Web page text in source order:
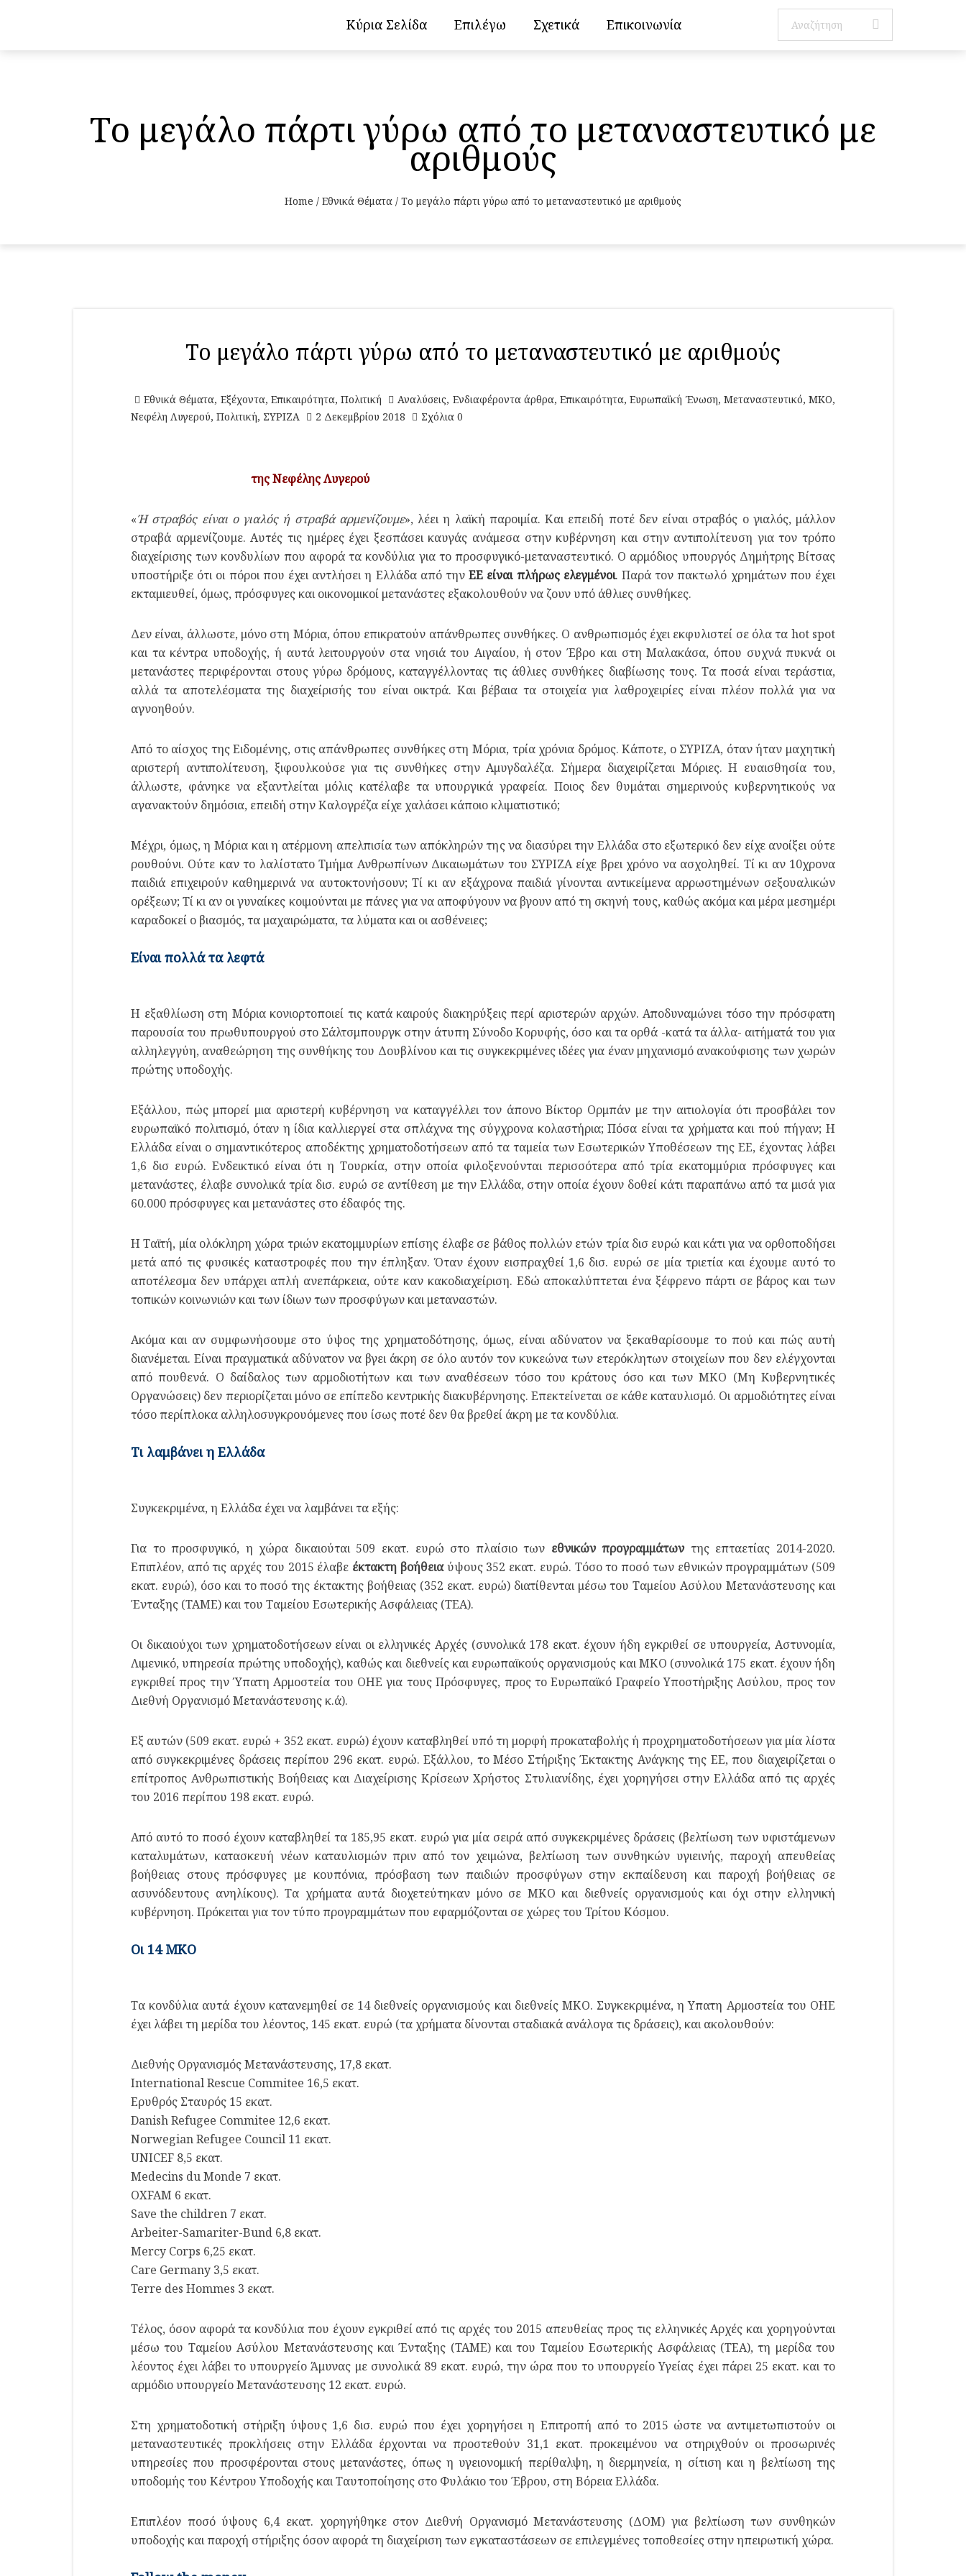
Κύρια Σελίδα Επιλέγω Σχετικά Επικοινωνία
Το μεγάλο πάρτι γύρω από το μεταναστευτικό με
αριθμούς
Home / Εθνικά Θέματα / Το μεγάλο πάρτι γύρω από το μεταναστευτικό με αριθμούς
Το μεγάλο πάρτι γύρω από το μεταναστευτικό με αριθμούς
Εθνικά Θέματα, Εξέχοντα, Επικαιρότητα, Πολιτική Αναλύσεις, Ενδιαφέροντα άρθρα, Επικαιρότητα,Ευρωπαϊκή Ένωση, Μεταναστευτικό, ΜΚΟ,
Νεφέλη Λυγερού, Πολιτική, ΣΥΡΙΖΑ 2 Δεκεμβρίου 2018 Σχόλια 0
της Νεφέλης Λυγερού
«Ή στραβός είναι ο γιαλός ή στραβά αρμενίζουμε», λέει η λαϊκή παροιμία. Και επειδή ποτέ δεν είναι στραβός ο γιαλός, μάλλον
στραβά αρμενίζουμε. Αυτές τις ημέρες έχει ξεσπάσει καυγάς ανάμεσα στην κυβέρνηση και στην αντιπολίτευση για τον τρόπο
διαχείρισης των κονδυλίων που αφορά τα κονδύλια για το προσφυγικό-μεταναστευτικό. Ο αρμόδιος υπουργός Δημήτρης Βίτσας
υποστήριξε ότι οι πόροι που έχει αντλήσει η Ελλάδα από τηνΕE είναι πλήρως ελεγμένοι. Παρά τον πακτωλό χρημάτων που έχει
εκταμιευθεί, όμως, πρόσφυγες και οικονομικοί μετανάστες εξακολουθούν να ζουν υπό άθλιες συνθήκες.
Δεν είναι, άλλωστε, μόνο στη Μόρια, όπου επικρατούν απάνθρωπες συνθήκες. Ο ανθρωπισμός έχει εκφυλιστεί σε όλα τα hot spot
και τα κέντρα υποδοχής, ή αυτά λειτουργούν στα νησιά του Αιγαίου, ή στον Έβρο και στη Μαλακάσα, όπου συχνά πυκνά οι
μετανάστες περιφέρονται στους γύρω δρόμους, καταγγέλλοντας τις άθλιες συνθήκες διαβίωσης τους. Τα ποσά είναι τεράστια,
αλλά τα αποτελέσματα της διαχείρισής του είναι οικτρά. Και βέβαια τα στοιχεία για λαθροχειρίες είναι πλέον πολλά για να
αγνοηθούν.
Από το αίσχος της Ειδομένης, στις απάνθρωπες συνθήκες στη Μόρια, τρία χρόνια δρόμος. Κάποτε, ο ΣΥΡIΖΑ, όταν ήταν μαχητική
αριστερή αντιπολίτευση, ξιφουλκούσε για τις συνθήκες στην Αμυγδαλέζα. Σήμερα διαχειρίζεται Μόριες. Η ευαισθησία του,
άλλωστε, φάνηκε να εξαντλείται μόλις κατέλαβε τα υπουργικά γραφεία. Ποιος δεν θυμάται σημερινούς κυβερνητικούς να
αγανακτούν δημόσια, επειδή στην Καλογρέζα είχε χαλάσει κάποιο κλιματιστικό;
Μέχρι, όμως, η Μόρια και η ατέρμονη απελπισία των απόκληρών της να διασύρει την Ελλάδα στο εξωτερικό δεν είχε ανοίξει ούτε
ρουθούνι. Ούτε καν το λαλίστατο Τμήμα Ανθρωπίνων Δικαιωμάτων του ΣΥΡΙΖΑ είχε βρει χρόνο να ασχοληθεί. Τί κι αν 10χρονα
παιδιά επιχειρούν καθημερινά να αυτοκτονήσουν; Τί κι αν εξάχρονα παιδιά γίνονται αντικείμενα αρρωστημένων σεξουαλικών
ορέξεων; Τί κι αν οι γυναίκες κοιμούνται με πάνες για να αποφύγουν να βγουν από τη σκηνή τους, καθώς ακόμα και μέρα μεσημέρι
καραδοκεί ο βιασμός, τα μαχαιρώματα, τα λύματα και οι ασθένειες;
Είναι πολλά τα λεφτά
Η εξαθλίωση στη Μόρια κονιορτοποιεί τις κατά καιρούς διακηρύξεις περί αριστερών αρχών. Αποδυναμώνει τόσο την πρόσφατη
παρουσία του πρωθυπουργού στο Σάλτσμπουργκ στην άτυπη Σύνοδο Κορυφής, όσο και τα ορθά -κατά τα άλλα- αιτήματά του για
αλληλεγγύη, αναθεώρηση της συνθήκης του Δουβλίνου και τις συγκεκριμένες ιδέες για έναν μηχανισμό ανακούφισης των χωρών
πρώτης υποδοχής.
Εξάλλου, πώς μπορεί μια αριστερή κυβέρνηση να καταγγέλλει τον άπονο Βίκτορ Ορμπάν με την αιτιολογία ότι προσβάλει τον
ευρωπαϊκό πολιτισμό, όταν η ίδια καλλιεργεί στα σπλάχνα της σύγχρονα κολαστήρια; Πόσα είναι τα χρήματα και πού πήγαν; Η
Ελλάδα είναι ο σημαντικότερος αποδέκτης χρηματοδοτήσεων από τα ταμεία των Εσωτερικών Υποθέσεων της ΕΕ, έχοντας λάβει
1,6 δισ ευρώ. Ενδεικτικό είναι ότι η Τουρκία, στην οποία φιλοξενούνται περισσότερα από τρία εκατομμύρια πρόσφυγες και
μετανάστες, έλαβε συνολικά τρία δισ. ευρώ σε αντίθεση με την Ελλάδα, στην οποία έχουν δοθεί κάτι παραπάνω από τα μισά για
60.000 πρόσφυγες και μετανάστες στο έδαφός της.
Η Ταϊτή, μία ολόκληρη χώρα τριών εκατομμυρίων επίσης έλαβε σε βάθος πολλών ετών τρία δισ ευρώ και κάτι για να ορθοποδήσει
μετά από τις φυσικές καταστροφές που την έπληξαν. Όταν έχουν εισπραχθεί 1,6 δισ. ευρώ σε μία τριετία και έχουμε αυτό το
αποτέλεσμα δεν υπάρχει απλή ανεπάρκεια, ούτε καν κακοδιαχείριση. Εδώ αποκαλύπτεται ένα ξέφρενο πάρτι σε βάρος και των
τοπικών κοινωνιών και των ίδιων των προσφύγων και μεταναστών.
Ακόμα και αν συμφωνήσουμε στο ύψος της χρηματοδότησης, όμως, είναι αδύνατον να ξεκαθαρίσουμε το πού και πώς αυτή
διανέμεται. Είναι πραγματικά αδύνατον να βγει άκρη σε όλο αυτόν τον κυκεώνα των ετερόκλητων στοιχείων που δεν ελέγχονται
από πουθενά. Ο δαίδαλος των αρμοδιοτήτων και των αναθέσεων τόσο του κράτους όσο και των ΜΚΟ (Μη Κυβερνητικές
Οργανώσεις) δεν περιορίζεται μόνο σε επίπεδο κεντρικής διακυβέρνησης. Επεκτείνεται σε κάθε καταυλισμό. Οι αρμοδιότητες είναι
τόσο περίπλοκα αλληλοσυγκρουόμενες που ίσως ποτέ δεν θα βρεθεί άκρη με τα κονδύλια.
Τι λαμβάνει η Ελλάδα
Συγκεκριμένα, η Ελλάδα έχει να λαμβάνει τα εξής:
Για το προσφυγικό, η χώρα δικαιούται 509 εκατ. ευρώ στο πλαίσιο των εθνικών προγραμμάτωντης επταετίας 2014-2020.
Επιπλέον, από τις αρχές του 2015 έλαβε έκτακτη βοήθειαύψους 352 εκατ. ευρώ. Τόσο το ποσό των εθνικών προγραμμάτων (509
εκατ. ευρώ), όσο και το ποσό της έκτακτης βοήθειας (352 εκατ. ευρώ) διατίθενται μέσω του Ταμείου Ασύλου Μετανάστευσης και
Ένταξης (ΤΑΜΕ) και του Ταμείου Εσωτερικής Ασφάλειας (ΤΕΑ).
Οι δικαιούχοι των χρηματοδοτήσεων είναι οι ελληνικές Αρχές (συνολικά 178 εκατ. έχουν ήδη εγκριθεί σε υπουργεία, Αστυνομία,
Λιμενικό, υπηρεσία πρώτης υποδοχής), καθώς και διεθνείς και ευρωπαϊκούς οργανισμούς και ΜΚΟ (συνολικά 175 εκατ. έχουν ήδη
εγκριθεί προς την Ύπατη Αρμοστεία του ΟΗΕ για τους Πρόσφυγες, προς το Ευρωπαϊκό Γραφείο Υποστήριξης Ασύλου, προς τον
Διεθνή Οργανισμό Μετανάστευσης κ.ά).
Εξ αυτών (509 εκατ. ευρώ + 352 εκατ. ευρώ) έχουν καταβληθεί υπό τη μορφή προκαταβολής ή προχρηματοδοτήσεων για μία λίστα
από συγκεκριμένες δράσεις περίπου 296 εκατ. ευρώ. Εξάλλου, το Μέσο Στήριξης Έκτακτης Ανάγκης της ΕΕ, που διαχειρίζεται ο
επίτροπος Ανθρωπιστικής Βοήθειας και Διαχείρισης Κρίσεων Χρήστος Στυλιανίδης, έχει χορηγήσει στην Ελλάδα από τις αρχές
του 2016 περίπου 198 εκατ. ευρώ.
Από αυτό το ποσό έχουν καταβληθεί τα 185,95 εκατ. ευρώ για μία σειρά από συγκεκριμένες δράσεις (βελτίωση των υφιστάμενων
καταλυμάτων, κατασκευή νέων καταυλισμών πριν από τον χειμώνα, βελτίωση των συνθηκών υγιεινής, παροχή απευθείας
βοήθειας στους πρόσφυγες με κουπόνια, πρόσβαση των παιδιών προσφύγων στην εκπαίδευση και παροχή βοήθειας σε
ασυνόδευτους ανηλίκους). Τα χρήματα αυτά διοχετεύτηκαν μόνο σε ΜΚΟ και διεθνείς οργανισμούς και όχι στην ελληνική
κυβέρνηση. Πρόκειται για τον τύπο προγραμμάτων που εφαρμόζονται σε χώρες του Τρίτου Κόσμου.
Οι 14 ΜΚΟ
Τα κονδύλια αυτά έχουν κατανεμηθεί σε 14 διεθνείς οργανισμούς και διεθνείς ΜΚΟ. Συγκεκριμένα, η Υπατη Αρμοστεία του ΟΗΕ
έχει λάβει τη μερίδα του λέοντος, 145 εκατ. ευρώ (τα χρήματα δίνονται σταδιακά ανάλογα τις δράσεις), και ακολουθούν:
Διεθνής Οργανισμός Μετανάστευσης, 17,8 εκατ.
International Rescue Commitee 16,5 εκατ.
Ερυθρός Σταυρός 15 εκατ.
Danish Refugee Commitee 12,6 εκατ.
Norwegian Refugee Council 11 εκατ.
UNICEF 8,5 εκατ.
Medecins du Monde 7 εκατ.
OXFAM 6 εκατ.
Save the children 7 εκατ.
Arbeiter-Samariter-Bund 6,8 εκατ.
Mercy Corps 6,25 εκατ.
Care Germany 3,5 εκατ.
Terre des Hommes 3 εκατ.
Τέλος, όσον αφορά τα κονδύλια που έχουν εγκριθεί από τις αρχές του 2015 απευθείας προς τις ελληνικές Αρχές και χορηγούνται
μέσω του Ταμείου Ασύλου Μετανάστευσης και Ένταξης (ΤΑΜΕ) και του Ταμείου Εσωτερικής Ασφάλειας (ΤΕΑ), τη μερίδα του
λέοντος έχει λάβει το υπουργείο Άμυνας με συνολικά 89 εκατ. ευρώ, την ώρα που το υπουργείο Υγείας έχει πάρει 25 εκατ. και το
αρμόδιο υπουργείο Μετανάστευσης 12 εκατ. ευρώ.
Στη χρηματοδοτική στήριξη ύψους 1,6 δισ. ευρώ που έχει χορηγήσει η Επιτροπή από το 2015 ώστε να αντιμετωπιστούν οι
μεταναστευτικές προκλήσεις στην Ελλάδα έρχονται να προστεθούν 31,1 εκατ. προκειμένου να στηριχθούν οι προσωρινές
υπηρεσίες που προσφέρονται στους μετανάστες, όπως η υγειονομική περίθαλψη, η διερμηνεία, η σίτιση και η βελτίωση της
υποδομής του Κέντρου Υποδοχής και Ταυτοποίησης στο Φυλάκιο του Έβρου, στη Βόρεια Ελλάδα.
Επιπλέον ποσό ύψους 6,4 εκατ. χορηγήθηκε στον Διεθνή Οργανισμό Μετανάστευσης (ΔΟΜ) για βελτίωση των συνθηκών
υποδοχής και παροχή στήριξης όσον αφορά τη διαχείριση των εγκαταστάσεων σε επιλεγμένες τοποθεσίες στην ηπειρωτική χώρα.